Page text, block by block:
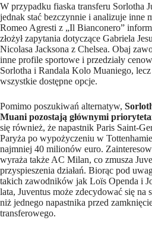
W przypadku fiaska transferu Sorlotha
jednak stać bezczynnie i analizuje inne
Romeo Agresti z „Il Bianconero”
złożył zapytania dotyczące Gabriela
Nicolasa Jacksona z Chelsea. Obaj
inne profile sportowe i przedziały
Sorlotha i Randala Kolo Muaniego, lecz
wszystkie dostępne opcje.
Pomimo poszukiwań alternatyw,
Muani pozostają głównymi
się również, że napastnik Paris Saint-
Paryża po wypożyczeniu w
najmniej 40 milionów euro.
wyraża także AC Milan, co zmusza
przyspieszenia działań. Biorąc pod
takich zawodników jak Loïs Openda i
lata, Juventus może zdecydować się na
niż jednego napastnika przed
transferowego.